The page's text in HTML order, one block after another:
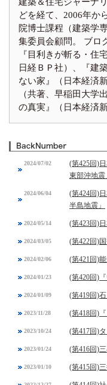
どを経て、2006年
院博士課程（建築学
集委員会顧問。 ブロ
『目利きが斬る・
日経ＢＰ社）、『建
ない家』（日本経済
（共著、早稲田大学
の真実』（日本経済
2024/07/02
(第425回)
東部沖地震
2024/06/04
(第424回)
半島地震」
2024/05/14 (第423回)
2024/03/05 (第422回)
2024/02/06 (第421回)
2024/01/23 (第420回)
2024/01/09 (第419回)
2023/11/28 (第418回)
2023/10/24 (第417回)
2023/01/24 (第416回)
2023/01/10 (第415回)